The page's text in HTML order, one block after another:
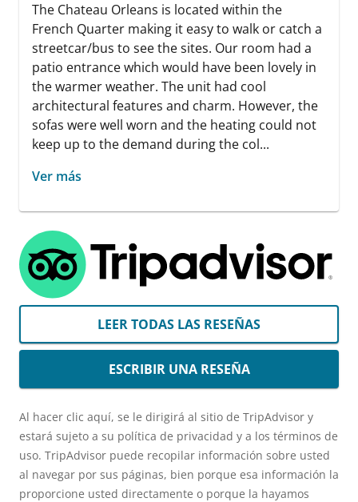
The Chateau Orleans is located within the
French Quarter making it easy to walk or catch a
streetcar/bus to see the sites. Our room had a
patio entrance which would have been lovely in
the warmer weather. The unit had cool
architectural features and charm. However, the
sofas were well worn and the heating could not
keep up to the demand during the col...
Ver más
LEER TODAS LAS RESEÑAS
ESCRIBIR UNA RESEÑA
Al hacer clic aquí, se le dirigirá al sitio de TripAdvisor y
estará sujeto a su política de privacidad y a los términos de
uso. TripAdvisor puede recopilar información sobre usted
al navegar por sus páginas, bien porque esa información la
proporcione usted directamente o porque la hayamos